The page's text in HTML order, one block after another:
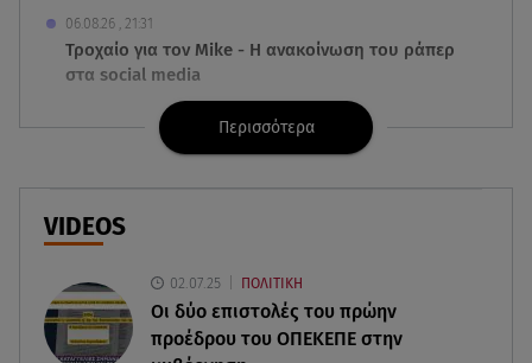
06.08.26 , 21:31
Τροχαίο για τον Mike - Η ανακοίνωση του ράπερ
στα social media
06.08.26 , 21:22
Ισραήλ - Κύπρος - Κρήτη: Το μεγαλύτερο
υποθαλάσσιο καλώδιο στον κόσμο
06.08.26 , 21:07
Motor Oil: Δωρεά πυροσβεστικών οχημάτων και
εξοπλισμού στον Άγιο Βασίλειο
06.08.26 , 20:49
Περισσότερα
VIDEOS
02.07.25 ΠΟΛΙΤΙΚΗ
Οι δύο επιστολές του πρώην
προέδρου του ΟΠΕΚΕΠE στην